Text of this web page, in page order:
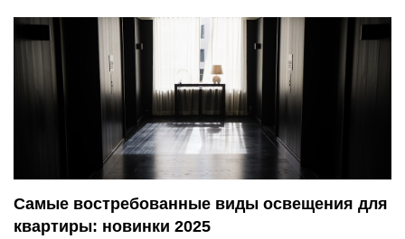
а
п
о
Самые востребованные виды освещения для
квартиры: новинки 2025